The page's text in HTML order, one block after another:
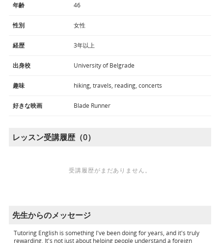
年齢 46
性別 女性
経歴 3年以上
出身校 University of Belgrade
趣味 hiking, travels, reading, concerts
好きな映画 Blade Runner
レッスン受講履歴（0）
受講履歴がまだありません。
先生からのメッセージ
Tutoring English is something I've been doing for years, and it's truly
rewarding. It's not just about helping people understand a foreign